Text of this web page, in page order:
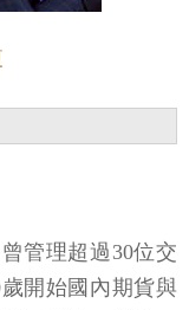
管理超過30位交
開始國內期貨與